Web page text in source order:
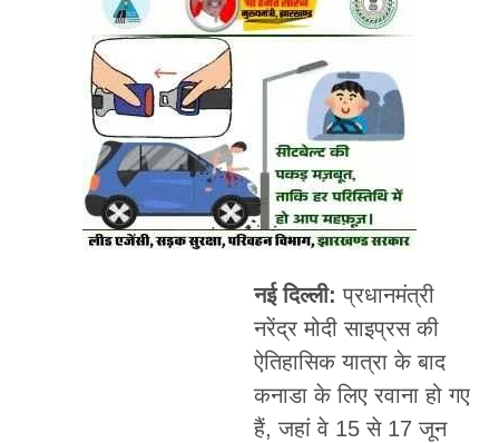
नई दिल्ली: प्रधानमंत्री
नरेंद्र मोदी साइप्रस की
ऐतिहासिक यात्रा के बाद
कनाडा के लिए रवाना हो गए
हैं, जहां वे 15 से 17 जून